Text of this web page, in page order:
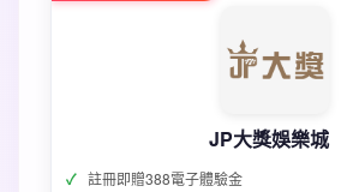
JP大獎娛樂城
註冊即贈388電子體驗金